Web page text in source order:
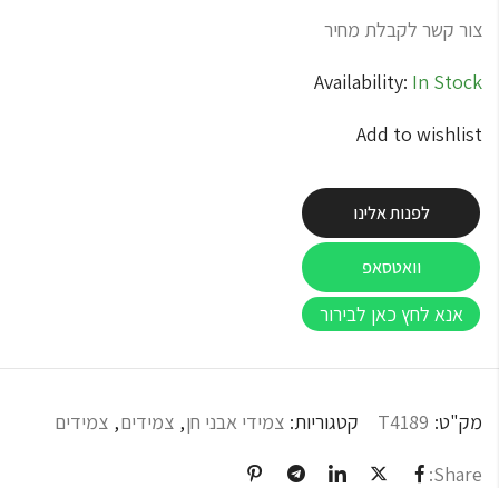
צור קשר לקבלת מחיר
Availability: In Stock
Add to wishlist
לפנות אלינו
וואטסאפ
אנא לחץ כאן לבירור
מק"ט: T4189 קטגוריות: צמידי אבני חן, צמידים, צמידים
Share: